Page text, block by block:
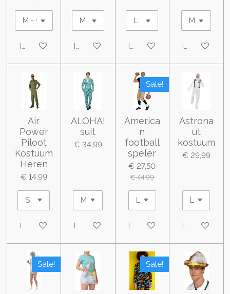
In winkelwagenIn winkelwagenIn winkelwagenIn
Air
Power
Piloot
Kostuum
Heren
€ 14,99
In winkelwagen
ALOHA!
suit
€ 34,99
In winkelwagen
Sale!
America
n
football
speler
€ 27,50
€ 44,99
In winkelwagen
Astrona
ut
kostuum
€ 29,99
In
Sale! Sale!